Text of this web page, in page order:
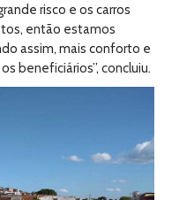
risco e os carros
então estamos
assim, mais conforto e
beneficiários”, concluiu.